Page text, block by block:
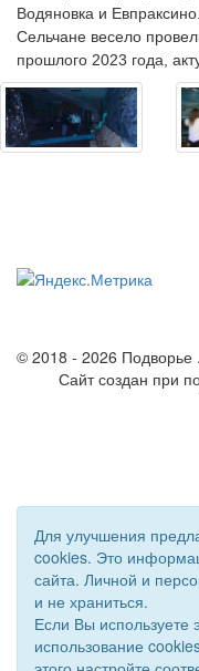
Водяновка и Евпраксино.
Сельчане весело
прошлого 2023 года,
© 2018 - 2026
Сайт создан при
Для улучшения
cookies. Это
сайта. Личной и
и не храниться.
Если Вы используете
использование